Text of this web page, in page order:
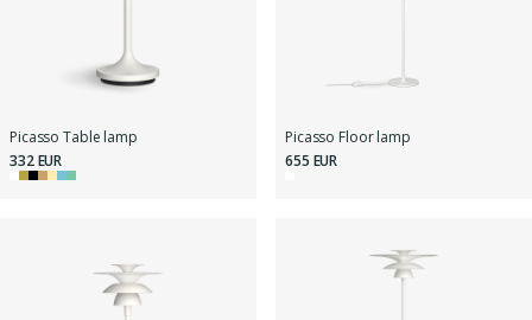
Picasso Table lamp
332 EUR
Picasso Floor lamp
655 EUR